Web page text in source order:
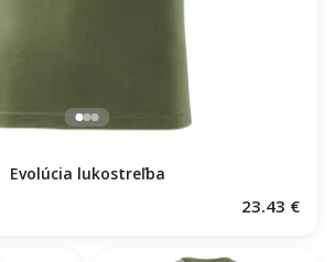
Evolúcia lukostreľba
23.43 €